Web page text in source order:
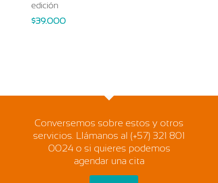
edición
$39.000
Conversemos sobre estos y otros
servicios. Llámanos al (+57) 321 801
0024 o si quieres podemos
agendar una cita